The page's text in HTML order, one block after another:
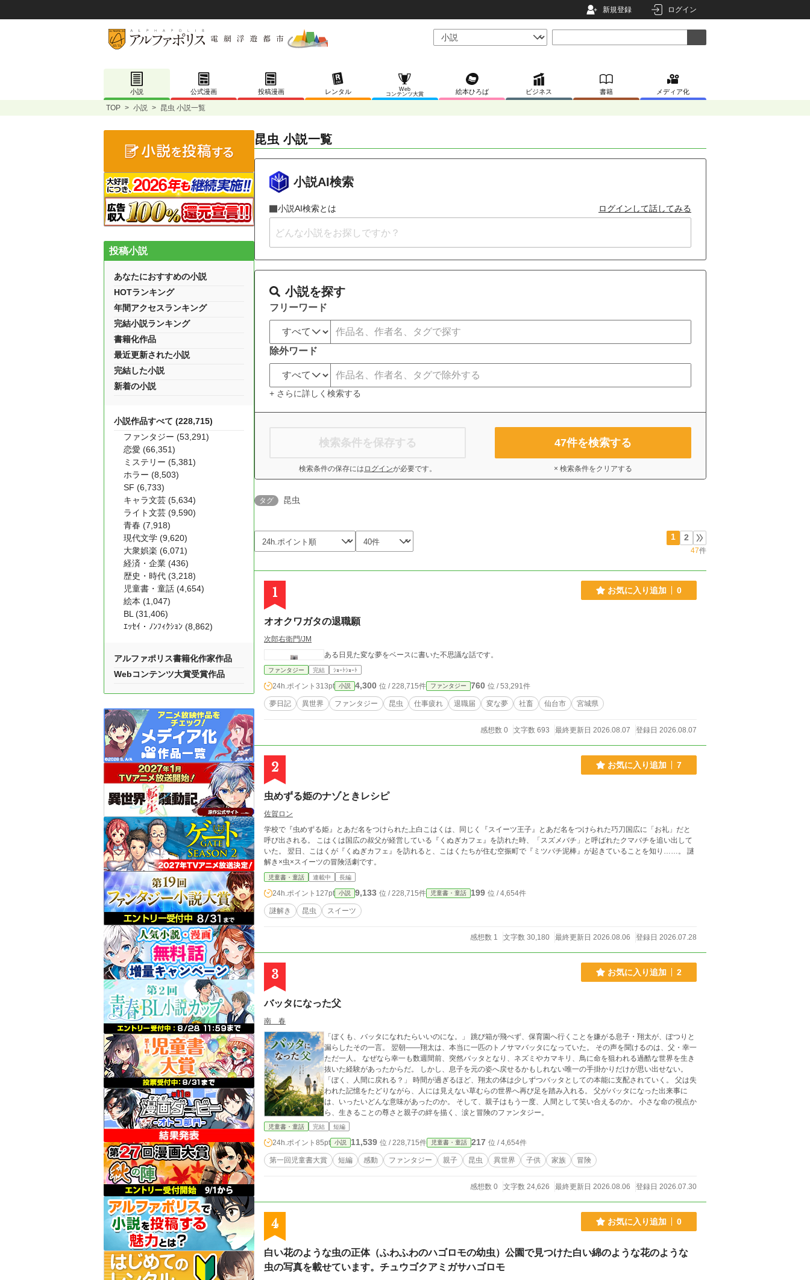
新規登録 ログイン
小説 公式漫画 投稿漫画 レンタル
Web
コンテンツ大賞
絵本ひろば ビジネス 書籍 メディア化
TOP > 小説 > 昆虫 小説一覧
昆虫 小説一覧
小説AI検索
小説AI検索とは ログインして話してみる
小説を探す
フリーワード
除外ワード
+ さらに詳しく検索する
検索条件を保存する
検索条件の保存には ログインが必要です。
47件を検索する
× 検索条件をクリアする
タグ 昆虫
1 2
47件
1 お気に入り追加 0
オオクワガタの退職願
次郎右衛門/JM
ある日見た変な夢をベースに書いた不思議な話です。
ファンタジー 完結 ｼｮｰﾄｼｮｰﾄ
24h.ポイント 313pt 小説 4,300 位 / 228,715件 ファンタジー 760 位 / 53,291件
夢日記 異世界 ファンタジー 昆虫 仕事疲れ 退職届 変な夢 社畜 仙台市 宮城県
感想数 0 文字数 693 最終更新日 2026.08.07 登録日 2026.08.07
2 お気に入り追加 7
虫めずる姫のナゾときレシピ
佐賀ロン
学校で『虫めずる姫』とあだ名をつけられた上白こはくは、同じく『スイーツ王子』とあだ名をつけられた巧刀国広に「お礼」だと
呼び出される。 こはくは国広の叔父が経営している『くぬぎカフェ』を訪れた時、「スズメバチ」と呼ばれたクマバチを追い出して
いた。 翌日、こはくが『くぬぎカフェ』を訪れると、こはくたちが住む空振町で『ミツバチ泥棒』が起きていることを知り……。 謎
解き×虫×スイーツの冒険活劇です。
児童書・童話 連載中 長編
24h.ポイント 127pt 小説 9,133 位 / 228,715件 児童書・童話 199 位 / 4,654件
謎解き 昆虫 スイーツ
感想数 1 文字数 30,180 最終更新日 2026.08.06 登録日 2026.07.28
3 お気に入り追加 2
バッタになった父
南 春
「ぼくも、バッタになれたらいいのにな。」 跳び箱が飛べず、保育園へ行くことを嫌がる息子・翔太が、ぽつりと
漏らしたその一言。 翌朝――翔太は、本当に一匹のトノサマバッタになっていた。 その声を聞けるのは、父・幸一
ただ一人。 なぜなら幸一も数週間前、突然バッタとなり、ネズミやカマキリ、鳥に命を狙われる過酷な世界を生き
抜いた経験があったからだ。 しかし、息子を元の姿へ戻せるかもしれない唯一の手掛かりだけが思い出せない。
「ぼく、人間に戻れる？」 時間が過ぎるほど、翔太の体は少しずつバッタとしての本能に支配されていく。 父は失
われた記憶をたどりながら、人には見えない草むらの世界へ再び足を踏み入れる。 父がバッタになった出来事に
は、いったいどんな意味があったのか。 そして、親子はもう一度、人間として笑い合えるのか。 小さな命の視点か
ら、生きることの尊さと親子の絆を描く、涙と冒険のファンタジー。
児童書・童話 完結 短編
24h.ポイント 85pt 小説 11,539 位 / 228,715件 児童書・童話 217 位 / 4,654件
第一回児童書大賞 短編 感動 ファンタジー 親子 昆虫 異世界 子供 家族 冒険
感想数 0 文字数 24,626 最終更新日 2026.08.06 登録日 2026.07.30
4 お気に入り追加 0
白い花のような虫の正体（ふわふわのハゴロモの幼虫）公園で見つけた白い綿のような花のような
虫の写真を載せています。チュウゴクアミガサハゴロモ
投稿小説
あなたにおすすめの小説
HOTランキング
年間アクセスランキング
完結小説ランキング
書籍化作品
最近更新された小説
完結した小説
新着の小説
小説作品すべて (228,715)
ファンタジー (53,291)
恋愛 (66,351)
ミステリー (5,381)
ホラー (8,503)
SF (6,733)
キャラ文芸 (5,634)
ライト文芸 (9,590)
青春 (7,918)
現代文学 (9,620)
大衆娯楽 (6,071)
経済・企業 (436)
歴史・時代 (3,218)
児童書・童話 (4,654)
絵本 (1,047)
BL (31,406)
ｴｯｾｲ・ﾉﾝﾌｨｸｼｮﾝ (8,862)
アルファポリス書籍化作家作品
Webコンテンツ大賞受賞作品